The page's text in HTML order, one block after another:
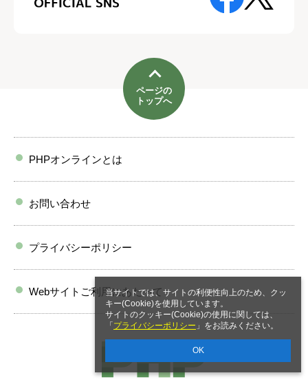
当サイトでは、サイトの利便性向上のため、クッ
キー(Cookie)を使用しています。
サイトのクッキー(Cookie)の使用に関しては、
「 プライバシーポリシー 」をお読みください。
OK
ページの
トップへ
PHPオンラインとは
お問い合わせ
プライバシーポリシー
Webサイトご利用にあたって